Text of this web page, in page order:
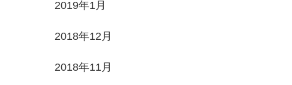
2019年1月
2018年12月
2018年11月